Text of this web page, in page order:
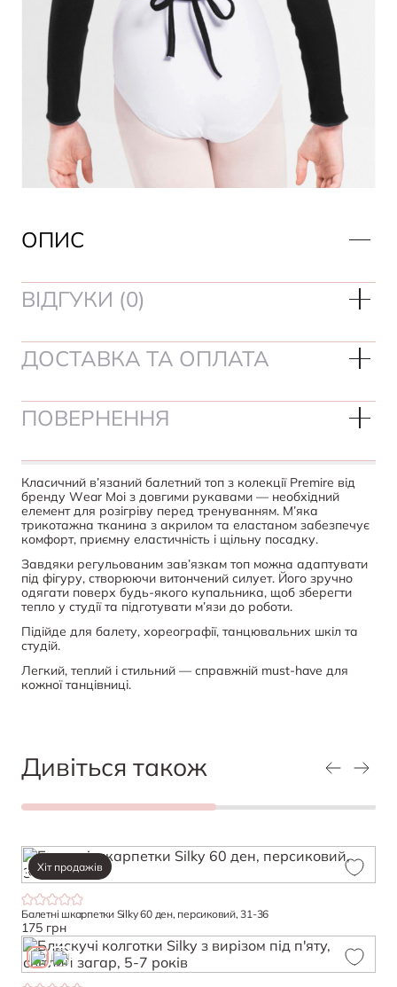
ОПИС
ВІДГУКИ (0)
ДОСТАВКА ТА ОПЛАТА
ПОВЕРНЕННЯ
Класичний в’язаний балетний топ з колекції Premire від
бренду Wear Moi з довгими рукавами — необхідний
елемент для розігріву перед тренуванням. М’яка
трикотажна тканина з акрилом та еластаном забезпечує
комфорт, приємну еластичність і щільну посадку.
Завдяки регульованим зав’язкам топ можна адаптувати
під фігуру, створюючи витончений силует. Його зручно
одягати поверх будь-якого купальника, щоб зберегти
тепло у студії та підготувати м’язи до роботи.
Підійде для балету, хореографії, танцювальних шкіл та
студій.
Легкий, теплий і стильний — справжній must-have для
кожної танцівниці.
Дивіться також
Хіт продажів
Балетні шкарпетки Silky 60 ден, персиковий, 31-36
175 грн